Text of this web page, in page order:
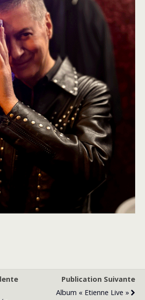
Publication Suivante
Album « Etienne Live »